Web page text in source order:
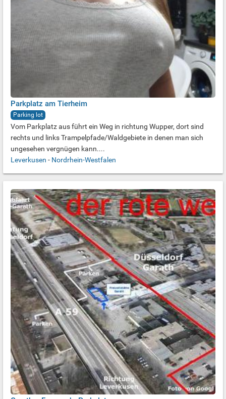
Parkplatz am Tierheim
Parking lot
Vom Parkplatz aus führt ein Weg in richtung Wupper, dort sind
rechts und links Trampelpfade/Waldgebiete in denen man sich
ungesehen vergnügen kann....
Leverkusen - Nordrhein-Westfalen